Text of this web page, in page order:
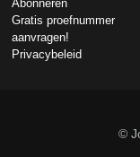
Abonneren
Gratis proefnummer
aanvragen!
Privacybeleid
©